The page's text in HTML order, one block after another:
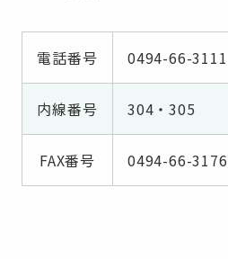
電話番号 0494-66-3111
内線番号 304・305
FAX番号 0494-66-3176